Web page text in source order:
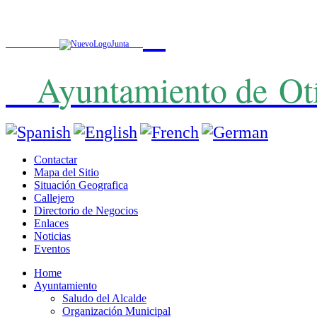
Ayuntamiento de
Contactar
Mapa del Sitio
Situación Geografica
Callejero
Directorio de Negocios
Enlaces
Noticias
Eventos
Home
Ayuntamiento
Saludo del Alcalde
Organización Municipal